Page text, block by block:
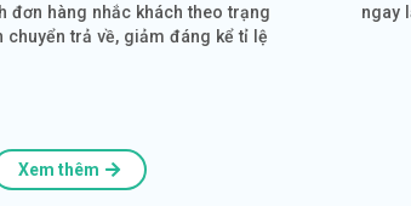
đơn hàng nhắc khách theo trạng
chuyển trả về, giảm đáng kể tỉ lệ
Xem thêm
ngay